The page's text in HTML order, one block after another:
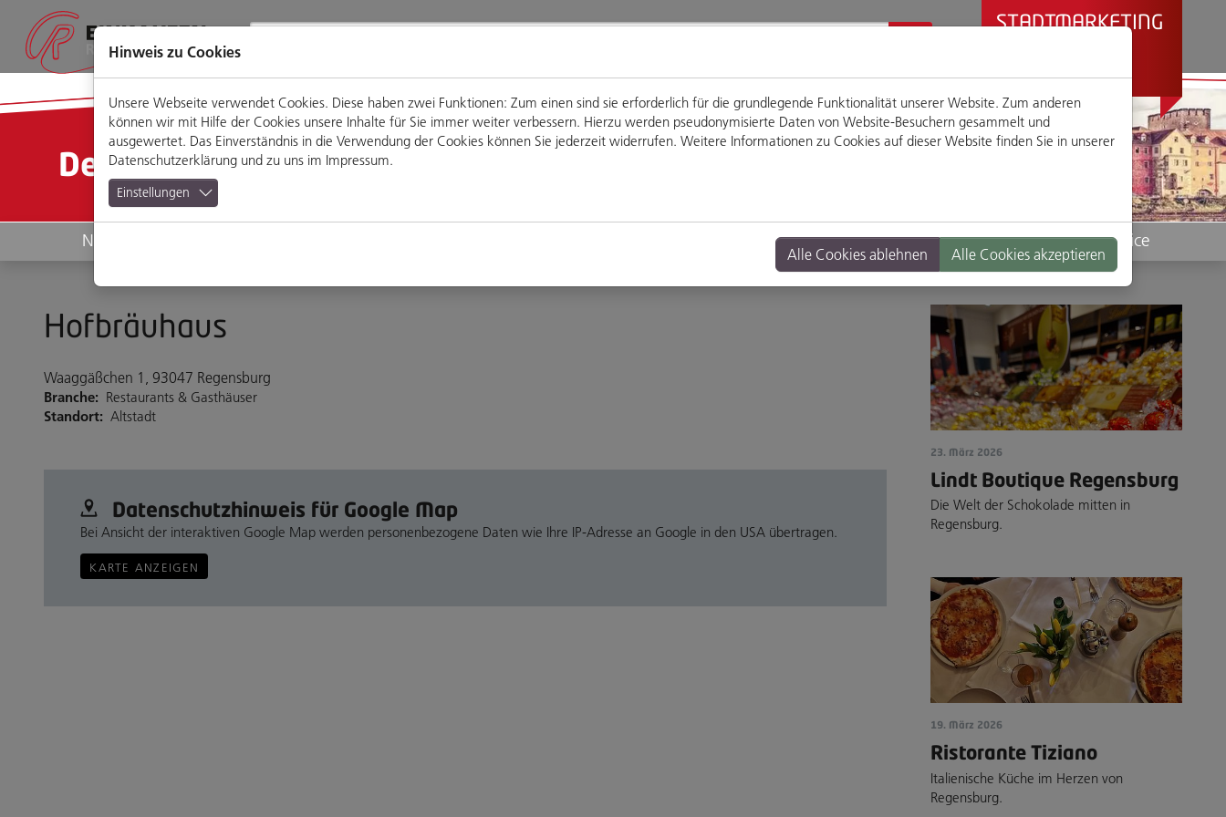
Seiteninhalt
Hauptmenü
Footermenü
Website-
Suche
STADTMARKETING
PRÄSENTIERT
Detailansicht
News Veranstaltungen Standorte Service
Hofbräuhaus
Waaggäßchen 1, 93047 Regensburg
Branche: Restaurants & Gasthäuser
Standort: Altstadt
Datenschutz­hinweis für Google Map
Bei Ansicht der interaktiven Google Map werden personenbezogene Daten wie Ihre IP-Adresse an Google in den USA übertragen.
KARTE ANZEIGEN
23. März 2026
Lindt Boutique Regensburg
Die Welt der Schokolade mitten in
Regensburg.
19. März 2026
Ristorante Tiziano
Italienische Küche im Herzen von
Regensburg.
Hinweis zu Cookies
Unsere Webseite verwendet Cookies. Diese haben zwei Funktionen: Zum einen sind sie erforderlich für die grundlegende Funktionalität unserer Website. Zum anderen
können wir mit Hilfe der Cookies unsere Inhalte für Sie immer weiter verbessern. Hierzu werden pseudonymisierte Daten von Website-Besuchern gesammelt und
ausgewertet. Das Einverständnis in die Verwendung der Cookies können Sie jederzeit widerrufen. Weitere Informationen zu Cookies auf dieser Website finden Sie in unserer
Datenschutzerklärung und zu uns im Impressum.
Einstellungen
Alle Cookies ablehnen Alle Cookies akzeptieren